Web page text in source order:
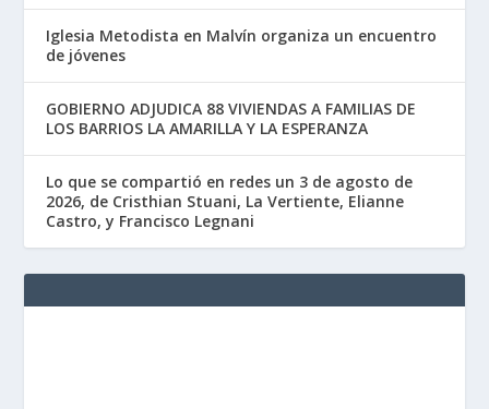
Iglesia Metodista en Malvín organiza un encuentro
de jóvenes
GOBIERNO ADJUDICA 88 VIVIENDAS A FAMILIAS DE
LOS BARRIOS LA AMARILLA Y LA ESPERANZA
Lo que se compartió en redes un 3 de agosto de
2026, de Cristhian Stuani, La Vertiente, Elianne
Castro, y Francisco Legnani